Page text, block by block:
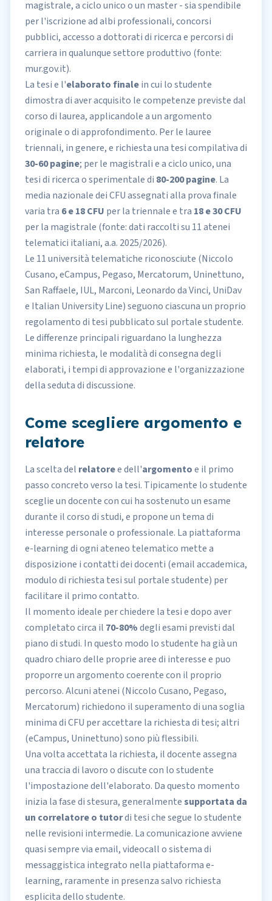
magistrale, a ciclo unico o un master - sia spendibile
per l'iscrizione ad albi professionali,concorsi
pubblici, accesso a dottorati di ricerca e percorsi di
carriera in qualunque settore produttivo (fonte:
mur.gov.it).
La tesi e l'elaborato finalein cui lo studente
dimostra di aver acquisito le competenze previste dal
corso di laurea, applicandole a un argomento
originale o di approfondimento. Per le lauree
triennali, in genere, e richiesta una tesi compilativa di
30-60 pagine; per le magistrali e a ciclo unico, una
tesi di ricerca o sperimentale di 80-200 pagine. La
media nazionale dei CFU assegnati alla prova finale
varia tra 6 e 18 CFU per la triennale e tra 18 e 30 CFU
per la magistrale (fonte: dati raccolti su 11 atenei
telematici italiani, a.a. 2025/2026).
Le 11 università telematiche riconosciute (Niccolo
Cusano, eCampus, Pegaso, Mercatorum, Uninettuno,
San Raffaele, IUL, Marconi, Leonardo da Vinci, UniDav
e Italian University Line) seguono ciascuna un proprio
regolamento di tesi pubblicato sul portale studente.
Le differenze principali riguardano la lunghezza
minima richiesta, le modalità di consegna degli
elaborati, i tempi di approvazione e l'organizzazione
della seduta di discussione.
Come scegliere argomento e
relatore
La scelta del relatoree dell'argomentoe il primo
passo concreto verso la tesi. Tipicamente lo studente
sceglie un docente con cui ha sostenuto un esame
durante il corso di studi, e propone un tema di
interesse personale o professionale. La piattaforma
e-learning di ogni ateneo telematico mette a
disposizione i contatti dei docenti (email accademica,
modulo di richiesta tesi sul portale studente) per
facilitare il primo contatto.
Il momento ideale per chiedere la tesi e dopo aver
completato circa il 70-80%degli esami previsti dal
piano di studi. In questo modo lo studente ha già un
quadro chiaro delle proprie aree di interesse e puo
proporre un argomento coerente con il proprio
percorso. Alcuni atenei (Niccolo Cusano, Pegaso,
Mercatorum) richiedono il superamento di una soglia
minima di CFU per accettare la richiesta di tesi; altri
(eCampus, Uninettuno) sono più flessibili.
Una volta accettata la richiesta, il docente assegna
una traccia di lavoro o discute con lo studente
l'impostazione dell'elaborato. Da questo momento
inizia la fase di stesura, generalmentesupportata da
un correlatore o tutordi tesi che segue lo studente
nelle revisioni intermedie. La comunicazione avviene
quasi sempre via email, videocall o sistema di
messaggistica integrato nella piattaforma e-
learning, raramente in presenza salvo richiesta
esplicita dello studente.